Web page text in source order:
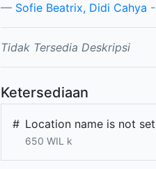
Sofie Beatrix, Didi Cahya
Tidak Tersedia Deskripsi
Ketersediaan
# Location name is not set
650 WIL k